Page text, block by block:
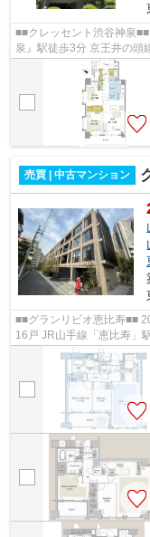
■■クレッセント渋谷神泉■■ 1999年7月（平成11年）完成 京王井の頭線『神
泉』駅徒歩3分 京王井の頭
売買 | 中古マンション
■■グランリビオ恵比寿■■ 2026年1月築 鉄筋コンクリート造5階建て 総戸数
16戸 JR山手線「恵比寿」駅徒歩7分 ペット飼育可能 トランクルーム オート
ロック 宅配ボッ